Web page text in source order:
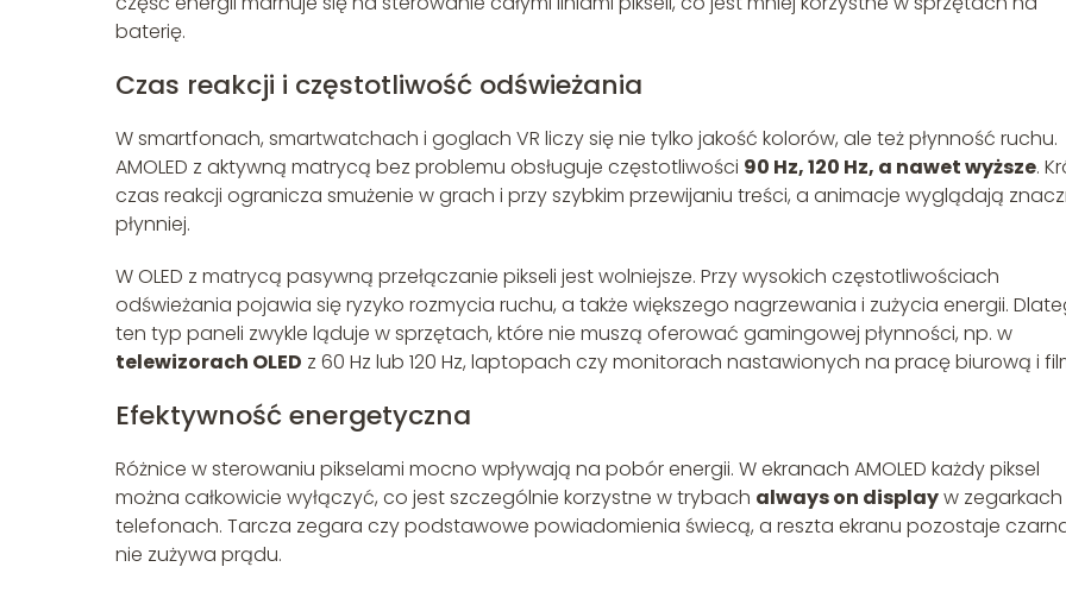
baterię.
Czas reakcji i częstotliwość odświeżania
W smartfonach, smartwatchach i goglach VR liczy się nie tylko jakość kolorów, ale też płynność ruchu.
AMOLED z aktywną matrycą bez problemu obsługuje częstotliwości 90 Hz, 120 Hz, a nawet wyższe.
czas reakcji ogranicza smużenie w grach i przy szybkim przewijaniu treści, a animacje wyglądają
płynniej.
W OLED z matrycą pasywną przełączanie pikseli jest wolniejsze. Przy wysokich częstotliwościach
odświeżania pojawia się ryzyko rozmycia ruchu, a także większego nagrzewania i zużycia energii.
ten typ paneli zwykle ląduje w sprzętach, które nie muszą oferować gamingowej płynności, np. w
telewizorach OLED z 60 Hz lub 120 Hz, laptopach czy monitorach nastawionych na pracę biurową i
Efektywność energetyczna
Różnice w sterowaniu pikselami mocno wpływają na pobór energii. W ekranach AMOLED każdy piksel
można całkowicie wyłączyć, co jest szczególnie korzystne w trybach always on displayw zegarkach
telefonach. Tarcza zegara czy podstawowe powiadomienia świecą, a reszta ekranu pozostaje
nie zużywa prądu.